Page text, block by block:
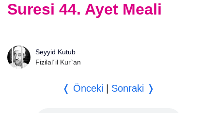
Suresi 44. Ayet Meali
Seyyid Kutub
Fizilal´il Kur`an
❬ Önceki Sonraki ❭